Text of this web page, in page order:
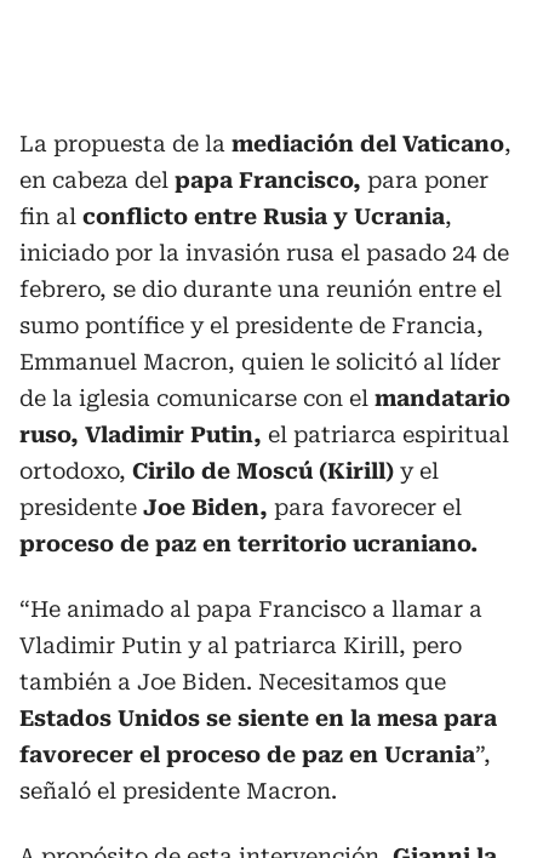
La propuesta de la mediación del Vaticano,
en cabeza del papa Francisco, para poner
fin al conflicto entre Rusia y Ucrania,
iniciado por la invasión rusa el pasado 24 de
febrero, se dio durante una reunión entre el
sumo pontífice y el presidente de Francia,
Emmanuel Macron, quien le solicitó al líder
de la iglesia comunicarse con el mandatario
ruso, Vladimir Putin, el patriarca espiritual
ortodoxo, Cirilo de Moscú (Kirill) y el
presidente Joe Biden, para favorecer el
proceso de paz en territorio ucraniano.
“He animado al papa Francisco a llamar a
Vladimir Putin y al patriarca Kirill, pero
también a Joe Biden. Necesitamos que
Estados Unidos se siente en la mesa para
favorecer el proceso de paz en Ucrania”,
señaló el presidente Macron.